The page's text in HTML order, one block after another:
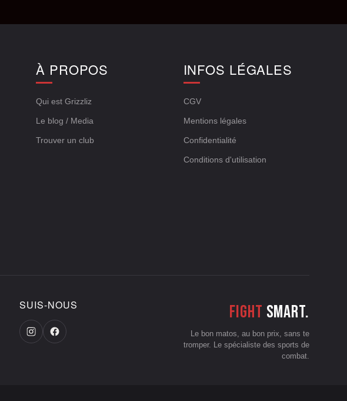
À PROPOS
Qui est Grizzliz
Le blog / Media
Trouver un club
INFOS LÉGALES
CGV
Mentions légales
Confidentialité
Conditions d'utilisation
SUIS-NOUS Fight smart.
Le bon matos, au bon prix, sans te
tromper. Le spécialiste des sports de
combat.